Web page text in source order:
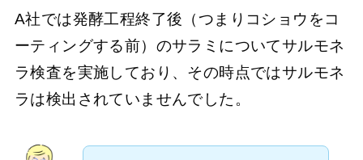
A社では発酵工程終了後（つまりコショウをコ
ーティングする前）のサラミについてサルモネ
ラ検査を実施しており、その時点ではサルモネ
ラは検出されていませんでした。